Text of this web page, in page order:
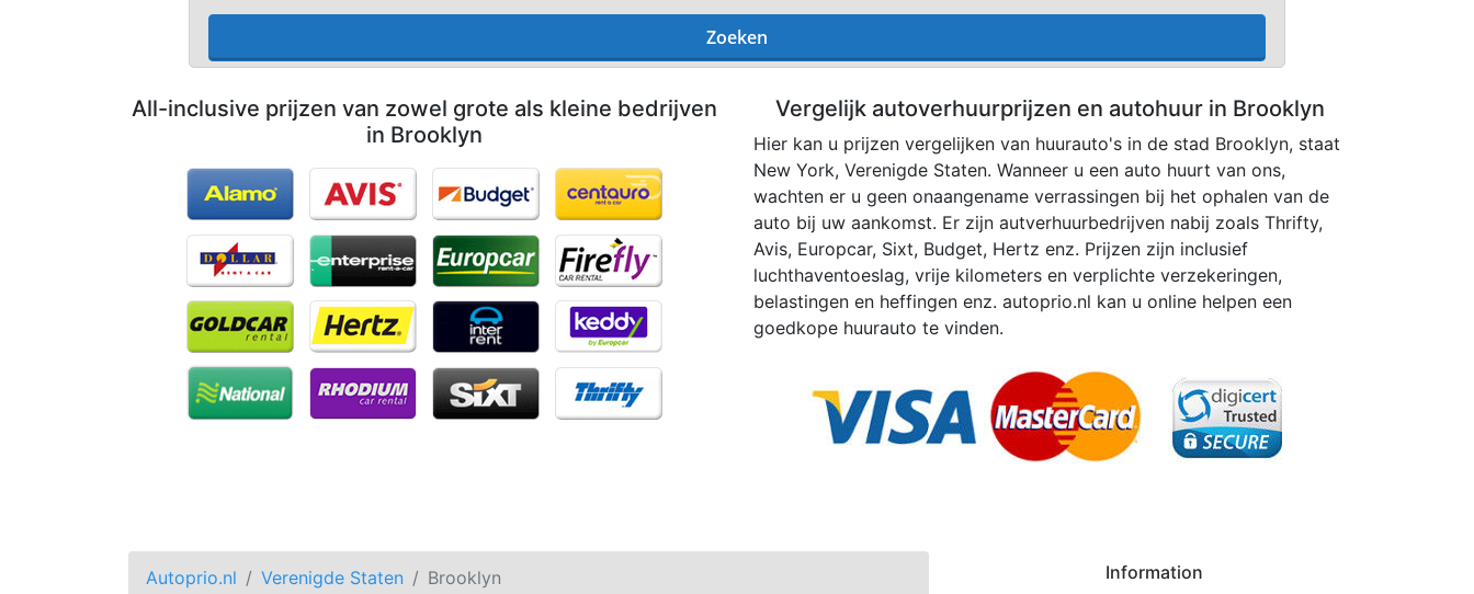
Zoeken
All-inclusive prijzen van zowel grote als kleine bedrijven
in Brooklyn
Vergelijk autoverhuurprijzen en autohuur in Brooklyn
Hier kan u prijzen vergelijken van huurauto's in de stad Brooklyn, staat
New York, Verenigde Staten. Wanneer u een auto huurt van ons,
wachten er u geen onaangename verrassingen bij het ophalen van de
auto bij uw aankomst. Er zijn autverhuurbedrijven nabij zoals Thrifty,
Avis, Europcar, Sixt, Budget, Hertz enz. Prijzen zijn inclusief
luchthaventoeslag, vrije kilometers en verplichte verzekeringen,
belastingen en heffingen enz. autoprio.nl kan u online helpen een
goedkope huurauto te vinden.
Autoprio.nl Verenigde Staten Brooklyn
Information